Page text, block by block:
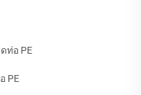
ท่อ PE
PE